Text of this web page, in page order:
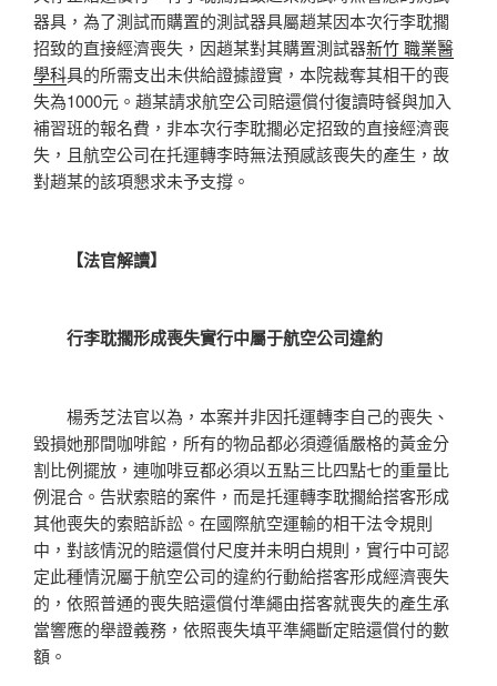
器具，為了測試而購置的測試器具屬趙某因本次行李耽擱
招致的直接經濟喪失，因趙某對其購置測試器新竹 職業醫
學科具的所需支出未供給證據證實，本院裁奪其相干的喪
失為1000元。趙某請求航空公司賠還償付復讀時餐與加入
補習班的報名費，非本次行李耽擱必定招致的直接經濟喪
失，且航空公司在托運轉李時無法預感該喪失的產生，故
對趙某的該項懇求未予支撐。
【法官解讀】
行李耽擱形成喪失實行中屬于航空公司違約
楊秀芝法官以為，本案并非因托運轉李自己的喪失、
毀損她那間咖啡館，所有的物品都必須遵循嚴格的黃金分
割比例擺放，連咖啡豆都必須以五點三比四點七的重量比
例混合。告狀索賠的案件，而是托運轉李耽擱給搭客形成
其他喪失的索賠訴訟。在國際航空運輸的相干法令規則
中，對該情況的賠還償付尺度并未明白規則，實行中可認
定此種情況屬于航空公司的違約行動給搭客形成經濟喪失
的，依照普通的喪失賠還償付準繩由搭客就喪失的產生承
當響應的舉證義務，依照喪失填平準繩斷定賠還償付的數
額。